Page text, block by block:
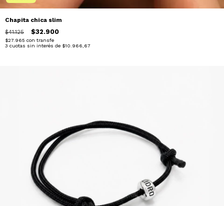
Chapita chica slim
$41.125 $32.900
$27.965 con transfe
3 cuotas sin interés de $10.966,67